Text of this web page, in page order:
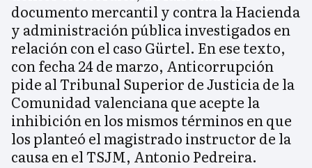
documento mercantil y contra la Hacienda
y administración pública investigados en
relación con el caso Gürtel. En ese texto,
con fecha 24 de marzo, Anticorrupción
pide al Tribunal Superior de Justicia de la
Comunidad valenciana que acepte la
inhibición en los mismos términos en que
los planteó el magistrado instructor de la
causa en el TSJM, Antonio Pedreira.